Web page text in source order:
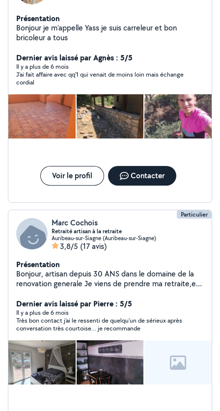
Présentation
Bonjour je m'appelle Yass je suis carreleur et bon
bricoleur a tous
Dernier avis laissé par Agnès : 5/5
Il y a plus de 6 mois
J'ai fait affaire avec qq'1 qui venait de moins loin mais échange
cordial
Voir le profil Contacter
Particulier
Marc Cochois
Retraité artisan à la retraite
Auribeau-sur-Siagne (Auribeau-sur-Siagne)
3,8/5 (17 avis)
Présentation
Bonjour, artisan depuis 30 ANS dans le domaine de la
renovation generale Je viens de prendre ma retraite,et
l'art et le respect des délais, MES PRESTATIONS SONT
DE QUALITE avec des prix tres compétitifs. bien
cordialement à vous
Dernier avis laissé par Pierre : 5/5
Il y a plus de 6 mois
Très bon contact j’ai le ressenti de quelqu’un de sérieux après
conversation très courtoise… je recommande